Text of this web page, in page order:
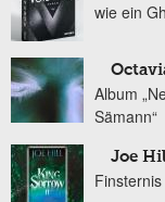
wie ein
Album
Sämann“
Joe
Finsternis